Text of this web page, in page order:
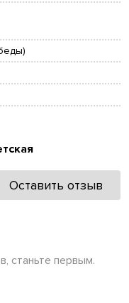
Оставить отзыв
станьте первым.